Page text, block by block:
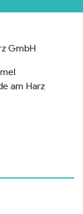
GmbH
am Harz